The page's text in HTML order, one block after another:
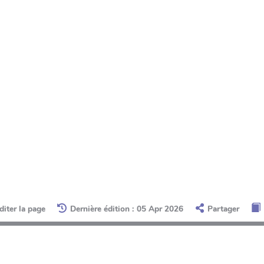
la page Dernière édition : 05 Apr 2026 Partager